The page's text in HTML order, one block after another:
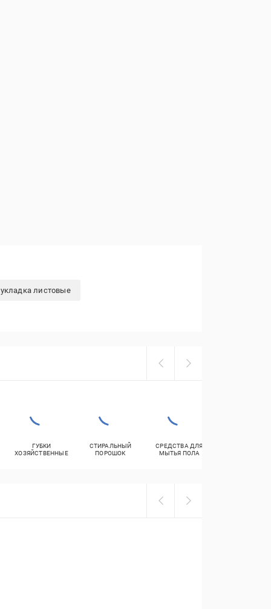
листовые
ГУБКИ
ХОЗЯЙСТВЕННЫЕ
СТИРАЛЬНЫЙ
ПОРОШОК
СРЕДСТВА ДЛЯ
МЫТЬЯ ПОЛА